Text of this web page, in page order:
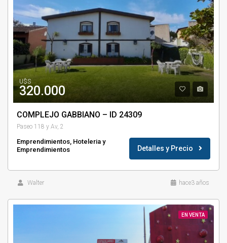
U$S
320.000
COMPLEJO GABBIANO – ID 24309
Paseo 118 y Av, 2
Emprendimientos, Hoteleria y
Emprendimientos
Detalles y Precio
Walter hace3 años
EN VENTA